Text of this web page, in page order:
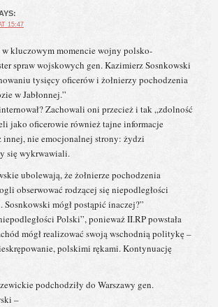
15:47
w kluczowym momencie wojny polsko-
spraw wojskowych gen. Kazimierz Sosnkowski
tysięcy oficerów i żołnierzy pochodzenia
w Jabłonnej.”
Zachowali oni przecież i tak „zdolność
jako oficerowie również tajne informacje
innej, nie emocjonalnej strony: żydzi
się wykrwawiali.
ubolewają, że żołnierze pochodzenia
obserwować rodzącej się niepodległości
mógł postąpić inaczej?”
Polski”, ponieważ II.RP powstała
mógł realizować swoją wschodnią politykę –
polskimi rękami. Kontynuację
podchodziły do Warszawy gen.
–